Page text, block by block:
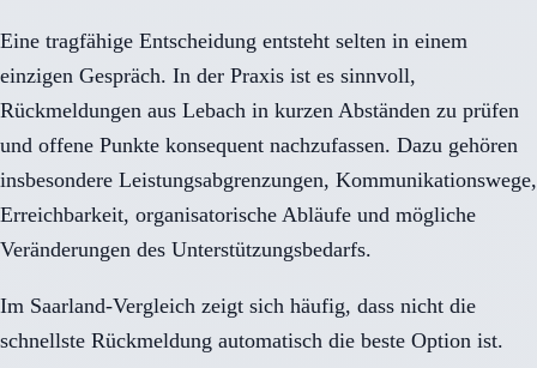
Eine tragfähige Entscheidung entsteht selten in einem
einzigen Gespräch. In der Praxis ist es sinnvoll,
Rückmeldungen aus Lebach in kurzen Abständen zu prüfen
und offene Punkte konsequent nachzufassen. Dazu gehören
insbesondere Leistungsabgrenzungen, Kommunikationswege,
Erreichbarkeit, organisatorische Abläufe und mögliche
Veränderungen des Unterstützungsbedarfs.
Im Saarland-Vergleich zeigt sich häufig, dass nicht die
schnellste Rückmeldung automatisch die beste Option ist.